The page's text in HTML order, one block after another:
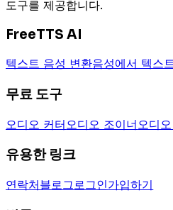
도구를 제공합니다.
FreeTTS AI
텍스트 음성 변환음성에서 텍스
무료 도구
오디오 커터 오디오 조이너 오디
유용한 링크
연락처블로그 로그인가입하기